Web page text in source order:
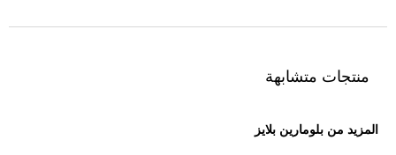
منتجات متشابهة
المزيد من بلومارين بلايز